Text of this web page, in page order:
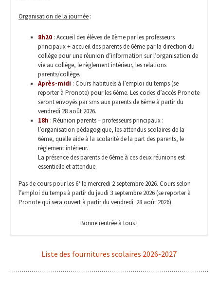
Organisation de la journée :
8h20 : Accueil des élèves de 6ème par les professeurs
principaux + accueil des parents de 6ème par la direction du
collège pour une réunion d’information sur l’organisation de
vie au collège, le règlement intérieur, les relations
parents/collège.
Après-midi : Cours habituels à l’emploi du temps (se
reporter à Pronote) pour les 6ème. Les codes d’accès Pronote
seront envoyés par sms aux parents de 6ème à partir du
vendredi 28 août 2026.
18h : Réunion parents – professeurs principaux :
l’organisation pédagogique, les attendus scolaires de la
6ème, quelle aide à la scolarité de la part des parents, le
règlement intérieur.
La présence des parents de 6ème à ces deux réunions est
essentielle et attendue.
Pas de cours pour les 6° le mercredi 2 septembre 2026. Cours selon
l’emploi du temps à partir du jeudi 3 septembre 2026 (se reporter à
Pronote qui sera ouvert à partir du vendredi 28 août 2026).
Bonne rentrée à tous !
Liste des fournitures scolaires 2026-2027